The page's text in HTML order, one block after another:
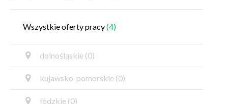
Wszystkie oferty pracy(4)
dolnośląskie (0)
kujawsko-pomorskie (0)
łódzkie (0)